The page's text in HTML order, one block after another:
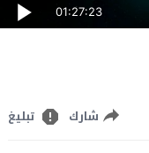
01:27:23
شارك تبليغ